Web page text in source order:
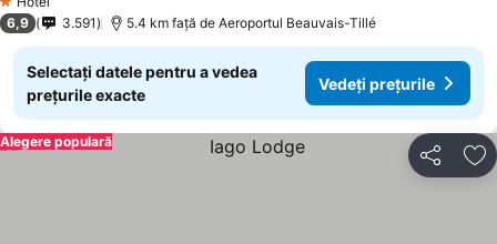
1 Stele
6,9
3.591 5.4 km faţă de Aeroportul Beauvais-Tillé
Selectați datele pentru a vedea
prețurile exacte
Vedeți prețurile
Distribuiți
Alegere populară